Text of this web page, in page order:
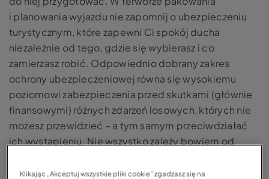
i planowania wyjazdu nie zapomnij o ubezpieczeniu
turystycznym, które zapewni Ci spokój ducha
niezależnie od tego, gdzie się wybierasz i co
zamierzasz robić. Odpowiednio dobrany zakres
ochrony ubezpieczeniowej równa się wysokiemu
poziomowi zabezpieczenia przed skutkami (głównie
finansowymi) różnych zdarzeń losowych, których nie
możesz przewidzieć – a tym samym przeciwdziałać
ich wystąpieniu. Nie wszystko zależy bowiem od
gdyż na wiele spraw nie masz wpływu. Sprawdź już
Klikając „Akceptuj wszystkie pliki cookie” zgadzasz się na